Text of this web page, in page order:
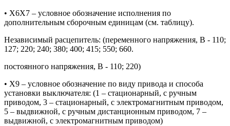
• Х6Х7 – условное обозначение исполнения по
дополнительным сборочным единицам (см. таблицу).
Независимый расцепитель: (переменного напряжения, В - 110;
127; 220; 240; 380; 400; 415; 550; 660.
постоянного напряжения, В - 110; 220)
• Х9 – условное обозначение по виду привода и способа
установки выключателя: (1 – стационарный, с ручным
приводом, 3 – стационарный, с электромагнитным приводом,
5 – выдвижной, с ручным дистанционным приводом, 7 –
выдвижной, с электромагнитным приводом)